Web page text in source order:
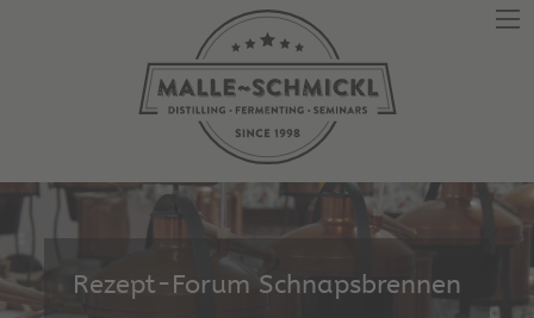
Rezept-Forum Schnapsbrennen